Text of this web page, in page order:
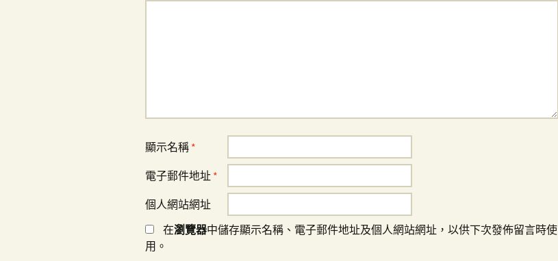
顯示名稱 *
電子郵件地址 *
個人網站網址
在瀏覽器中儲存顯示名稱、電子郵件地址及個人網站網址，以供下次發佈留言時使
用。